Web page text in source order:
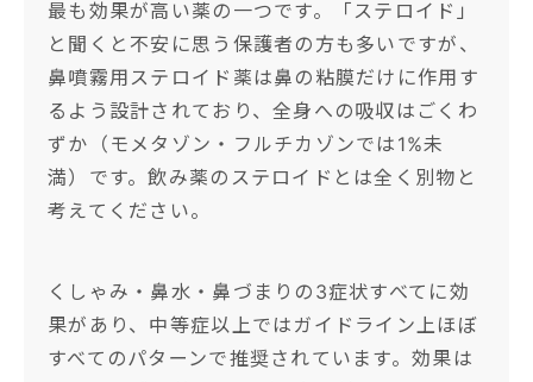
最も効果が高い薬の一つです。「ステロイド」
と聞くと不安に思う保護者の方も多いですが、
鼻噴霧用ステロイド薬は鼻の粘膜だけに作用す
るよう設計されており、全身への吸収はごくわ
ずか（モメタゾン・フルチカゾンでは1%未
満）です。飲み薬のステロイドとは全く別物と
考えてください。
くしゃみ・鼻水・鼻づまりの3症状すべてに効
果があり、中等症以上ではガイドライン上ほぼ
すべてのパターンで推奨されています。効果は